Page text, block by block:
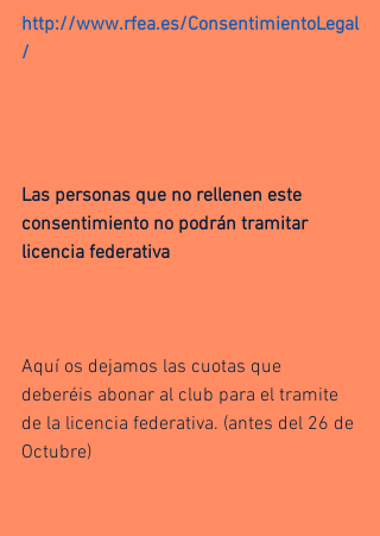
http://www.rfea.es/ConsentimientoLegal
/​
Las personas que no rellenen este
consentimiento no podrán tramitar
licencia federativa
Aquí os dejamos las cuotas que
deberéis abonar al club para el tramite
de la licencia federativa. (antes del 26 de
Octubre)